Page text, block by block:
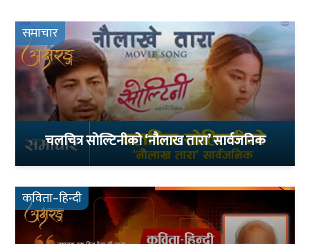
समाचार
चलचित्र सोल्टिनीको ‘नौलाख तारा’ सार्वजनिक
कविता–हिन्दी